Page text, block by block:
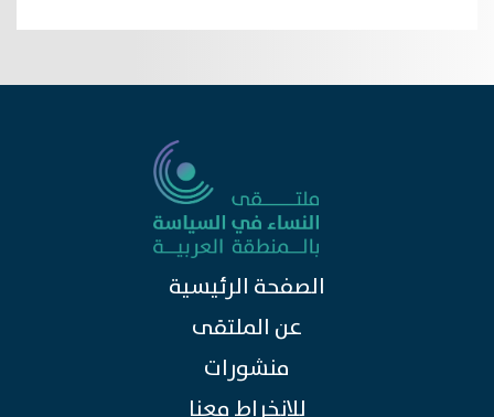
الصفحة الرئيسية
عن الملتقى
منشورات
للانخراط معنا